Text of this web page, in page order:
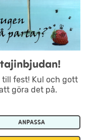
till fest! Kul och gott
göra det på.
ANPASSA